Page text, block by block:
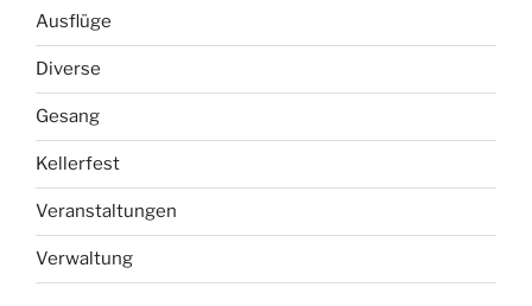
Ausflüge
Diverse
Gesang
Kellerfest
Veranstaltungen
Verwaltung